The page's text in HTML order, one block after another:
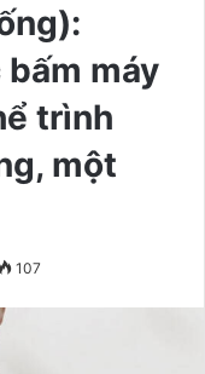
máy
trình
một
107